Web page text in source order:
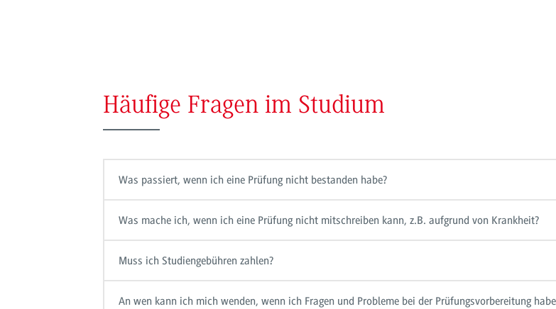
Häufige Fragen im Studium
Was passiert, wenn ich eine Prüfung nicht bestanden habe?
Was mache ich, wenn ich eine Prüfung nicht mitschreiben kann, z.B. aufgrund von Krankheit?
Muss ich Studiengebühren zahlen?
An wen kann ich mich wenden, wenn ich Fragen und Probleme bei der Prüfungsvorbereitung